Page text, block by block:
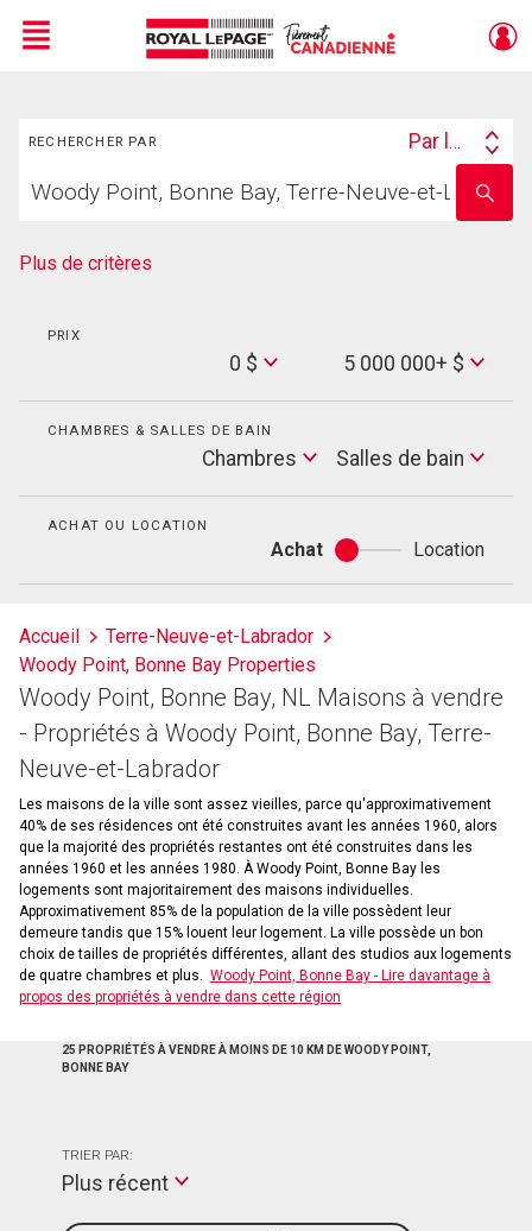
Menu
RECHERCHER PAR
Search
Par lieu
votre
nom
Plus de critères
PRIX
0 $
Max
Price
5 000 000+ $
CHAMBRES & SALLES DE BAIN
Chambres
Salles
de
Salles de bain
ACHAT OU LOCATION
Achat
Achat
ou
Location
Accueil
Terre-Neuve-et-Labrador
Woody Point, Bonne Bay Properties
Woody Point, Bonne Bay, NL Maisons à vendre
- Propriétés à Woody Point, Bonne Bay, Terre-
Neuve-et-Labrador
Les maisons de la ville sont assez vieilles, parce qu'approximativement
40% de ses résidences ont été construites avant les années 1960, alors
que la majorité des propriétés restantes ont été construites dans les
années 1960 et les années 1980. À Woody Point, Bonne Bay les
logements sont majoritairement des maisons individuelles.
Approximativement 85% de la population de la ville possèdent leur
demeure tandis que 15% louent leur logement. La ville possède un bon
choix de tailles de propriétés différentes, allant des studios aux logements
de quatre chambres et plus. Woody Point, Bonne Bay - Lire davantage à
propos des propriétés à vendre dans cette région
25 PROPRIÉTÉS À VENDRE À MOINS DE 10 KM DE WOODY POINT,
BONNE BAY
TRIER PAR:
Plus récent